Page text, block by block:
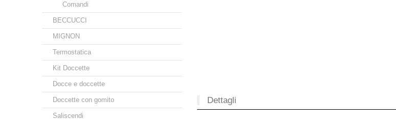
Comandi
BECCUCCI
MIGNON
Termostatica
Kit Doccette
Docce e doccette
Doccette con gomito
Saliscendi
Dettagli